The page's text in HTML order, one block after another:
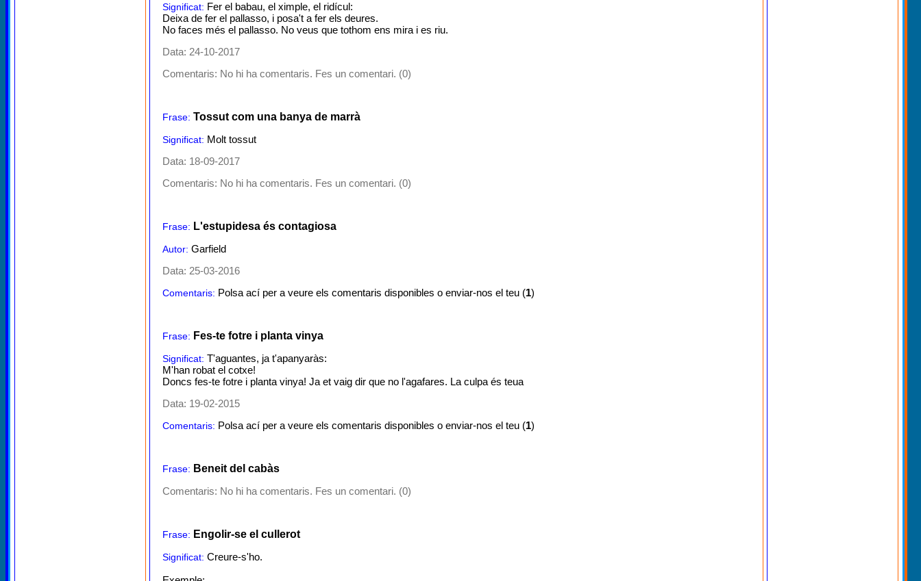
Significat: Fer el babau, el ximple, el ridícul:
Deixa de fer el pallasso, i posa't a fer els deures.
No faces més el pallasso. No veus que tothom ens mira i es riu.
Data: 24-10-2017
Comentaris: No hi ha comentaris. Fes un comentari. (0)
Frase: Tossut com una banya de marrà
Significat: Molt tossut
Data: 18-09-2017
Comentaris: No hi ha comentaris. Fes un comentari. (0)
Frase: L'estupidesa és contagiosa
Autor: Garfield
Data: 25-03-2016
Comentaris: Polsa ací per a veure els comentaris disponibles o enviar-nos el teu (1)
Frase: Fes-te fotre i planta vinya
Significat: T'aguantes, ja t'apanyaràs:
M'han robat el cotxe!
Doncs fes-te fotre i planta vinya! Ja et vaig dir que no l'agafares. La culpa és teua
Data: 19-02-2015
Comentaris: Polsa ací per a veure els comentaris disponibles o enviar-nos el teu (1)
Frase: Beneit del cabàs
Comentaris: No hi ha comentaris. Fes un comentari. (0)
Frase: Engolir-se el cullerot
Significat: Creure-s'ho.